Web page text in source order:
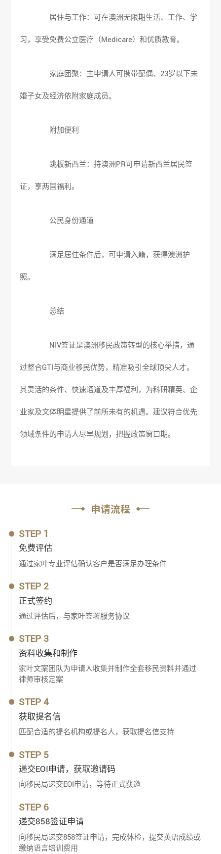
居住与工作：可在澳洲无限期生活、工作、学
习，享受免费公立医疗（Medicare）和优质教育。
家庭团聚：主申请人可携带配偶、23岁以下未
婚子女及经济依附家庭成员。
附加便利
跳板新西兰：持澳洲PR可申请新西兰居民签
证，享两国福利。
公民身份通道
满足居住条件后，可申请入籍，获得澳洲护
照。
总结
NIV签证是澳洲移民政策转型的核心举措，通
过整合GTI与商业移民优势，精准吸引全球顶尖人才。
其灵活的条件、快速通道及丰厚福利，为科研精英、企
业家及文体明星提供了前所未有的机遇。建议符合优先
领域条件的申请人尽早规划，把握政策窗口期。
申请流程
STEP 1
免费评估
通过家叶专业评估确认客户是否满足办理条件
STEP 2
正式签约
通过评估后，与家叶签署服务协议
STEP 3
资料收集和制作
家叶文案团队为申请人收集并制作全套移民资料并通过
律师审核定案
STEP 4
获取提名信
匹配合适的提名机构或提名人，获取提名信支持
STEP 5
递交EOI申请，获取邀请码
向移民局递交EOI申请，等待正式获邀
STEP 6
递交858签证申请
向移民局递交858签证申请，完成体检，提交英语成绩或
缴纳语言培训费用